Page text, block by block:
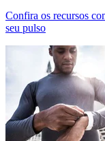
Confira os recursos
seu pulso